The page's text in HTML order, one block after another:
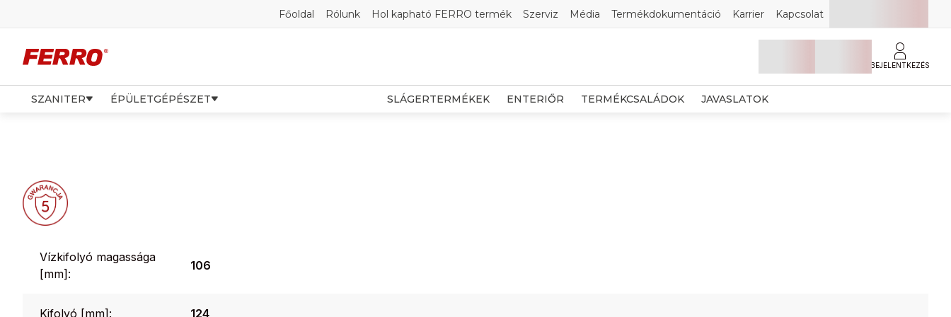
Főoldal Rólunk Hol kapható FERRO termék Szerviz Média Termékdokumentáció Karrier Kapcsolat
BEJELENTKEZÉS
SZANITER ÉPÜLETGÉPÉSZET SLÁGERTERMÉKEK ENTERIŐR TERMÉKCSALÁDOK JAVASLATOK
Vízkifolyó magassága
[mm]:
106
Kifolyó [mm]: 124